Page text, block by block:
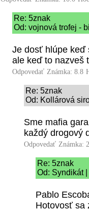
Re: 5znak
Od: vojnová trofej -
Je dosť hlúpe keď
ale keď to nazveš
Odpovedať Známka: 8.8
Re: 5znak
Od: Kollárová
Sme mafia
každý drogový
Odpovedať Známka:
Re: 5znak
Od: Syndikát
Pablo
Hotovosť sa